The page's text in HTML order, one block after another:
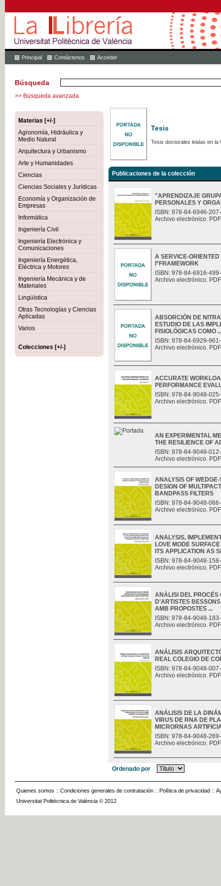
Principal Contáctenos Acceder
Búsqueda
>> Búsqueda avanzada
Materias [+/-]
Agronomía, Hidráulica y
Medio Natural
Arquitectura y Urbanismo
Arte y Humanidades
Ciencias
Ciencias Sociales y Jurídicas
Economía y Organización de
Empresas
Informática
Ingeniería Civil
Ingeniería Electrónica y
Comunicaciones
Ingeniería Energética,
Eléctrica y Motores
Ingeniería Mecánica y de
Materiales
Lingüística
Otras Tecnologías y Ciencias
Aplicadas
Varios
Colecciones [+/-]
Tesis
Tesis doctorales leidas en la
Publicaciones de la colección
"APRENDIZAJE
PERSONALES Y
ISBN: 978-84-6946-
Archivo electrónico.
A SERVICE-
I*FRAMEWORK
ISBN: 978-84-6916-
Archivo electrónico.
ABSORCIÓN DE
ESTUDIO DE LAS
FISIOLÓGICAS COMO
ISBN: 978-84-6929-
Archivo electrónico.
ACCURATE
PERFORMANCE
ISBN: 978-84-9048-
Archivo electrónico.
AN EXPERIMENTAL
THE RESILIENCE OF
ISBN: 978-84-9048-
Archivo electrónico.
ANALYSIS OF
DESIGN OF
BANDPASS FILTERS
ISBN: 978-84-9048-
Archivo electrónico.
ANALYSIS,
LOVE MODE
ITS APPLICATION AS
ISBN: 978-84-9048-
Archivo electrónico.
ANÀLISI DEL PROCÉS
D'ARTISTES
AMB PROPOSTES ...
ISBN: 978-84-9048-
Archivo electrónico.
ANÁLISIS
REAL COLEGIO DE
ISBN: 978-84-9048-
Archivo electrónico.
ANÁLISIS DE LA
VIRUS DE RNA DE
MICRORNAS
ISBN: 978-84-9048-
Archivo electrónico.
Ordenado por
Quienes somos :: Condiciones generales de contratación :: Política de privacidad ::
Universitat Politècnica de València © 2012